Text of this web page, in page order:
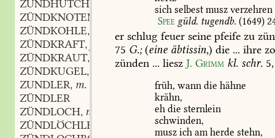
ZÜNDHÜTCHEN
ZÜNDKNOTEN
ZÜNDKOHLE,
ZÜNDKRAFT,
ZÜNDKRAUT,
ZÜNDKUGEL,
ZUNDLER, m.
ZÜNDLER
ZÜNDLOCH, n.
ZÜNDLÖCHLEIN
sich selbest musz verzehren
Spee güld. tugendb. (1649)
er schlug feuer seine pfeife zu
75 G.;(eine äbtissin,) die ... ihre
zünden ... liesz J. Grimm kl. schr. 5,
früh, wann die hähne
krähn,
eh die sternlein
schwinden,
musz ich amherde stehn,